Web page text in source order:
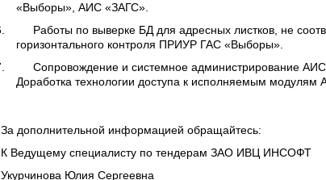
«Выборы», АИС «ЗАГС».
Работы по выверке БД для адресных листков, не
горизонтального контроля ПРИУР ГАС «Выборы».
Сопровождение и системное администрирование
Доработка технологии доступа к исполняемым
За дополнительной информацией обращайтесь:
К Ведущему специалисту по тендерам ЗАО ИВЦ ИНСОФТ
Укурчинова Юлия Сергеевна